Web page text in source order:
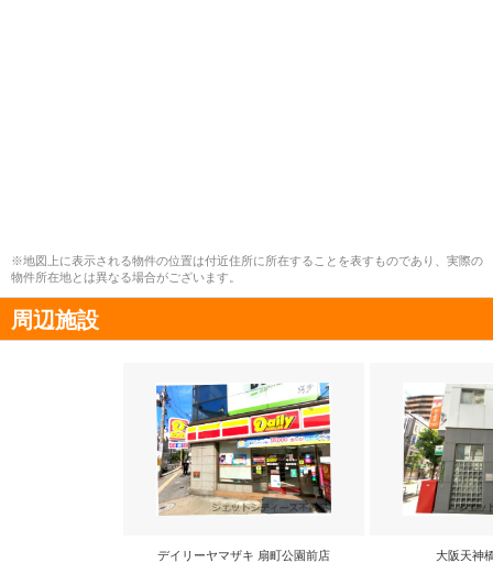
※地図上に表示される物件の位置は付近住所に所在することを表すものであり、実際の
物件所在地とは異なる場合がございます。
周辺施設
デイリーヤマザキ 扇町公園前店 大阪天神